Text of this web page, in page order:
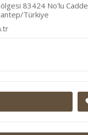
83424 No'lu Cadde
Türkiye